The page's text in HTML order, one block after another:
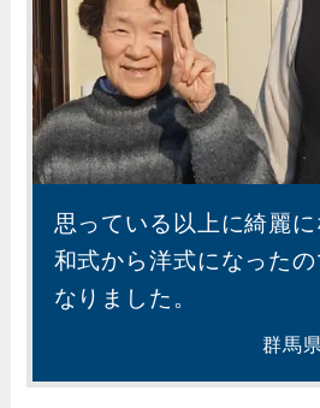
思っている以上に綺麗に
和式から洋式になった
なりました。
群馬